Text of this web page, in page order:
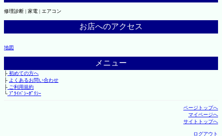
修理診断 | 家電 | エアコン
お店へのアクセス
地図
メニュー
├初めての方へ
├ よくあるお問い合わせ
├ご利用規約
└ﾌﾟﾗｲﾊﾞｼｰﾎﾟﾘｼｰ
ページトップへ
マイページへ
サイトトップへ
ログアウト